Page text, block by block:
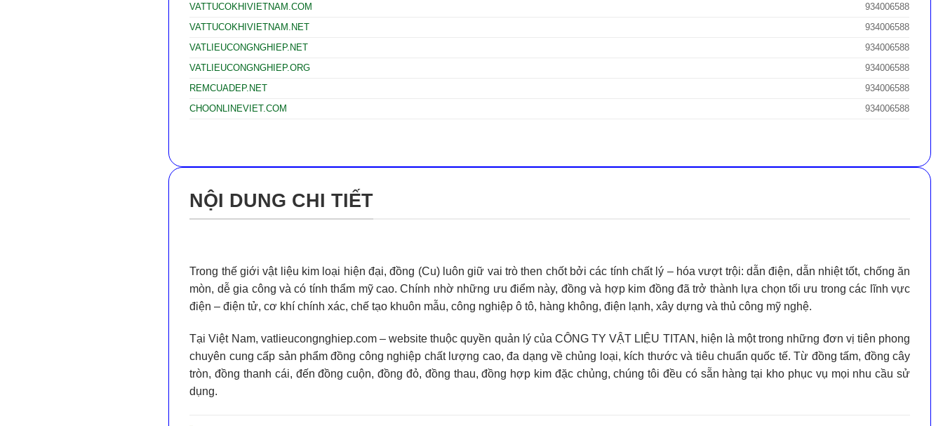
VATTUCOKHIVIETNAM.COM
934006588
VATTUCOKHIVIETNAM.NET
934006588
VATLIEUCONGNGHIEP.NET
934006588
VATLIEUCONGNGHIEP.ORG
934006588
REMCUADEP.NET
934006588
CHOONLINEVIET.COM
934006588
NỘI DUNG CHI TIẾT
Trong thế giới vật liệu kim loại hiện đại,đồng (Cu)luôn giữ vai trò then chốt bởi các tính chất lý – hóa vượt trội: dẫn điện, dẫn nhiệt tốt, chống ăn
mòn, dễ gia công và có tính thẩm mỹ cao. Chính nhờ những ưu điểm này, đồng và hợp kim đồng đã trở thành lựa chọn tối ưu trong các lĩnh vực
điện – điện tử, cơ khí chính xác, chế tạo khuôn mẫu, công nghiệp ô tô, hàng không, điện lạnh, xây dựng và thủ công mỹ nghệ.
Tại Việt Nam, vatlieucongnghiep.com– website thuộc quyền quản lý củaCÔNG TY VẬT LIỆU TITAN , hiện là một trong những đơn vị tiên phong
chuyên cung cấp sản phẩm đồng công nghiệp chất lượng cao, đa dạng về chủng loại, kích thước và tiêu chuẩn quốc tế. Từ đồng tấm, đồng cây
tròn, đồng thanh cái, đếnđồng cuộn, đồng đỏ, đồng thau, đồng hợp kim đặc chủng, chúng tôi đều có sẵn hàng tại kho phục vụ mọi nhu cầu sử
dụng.